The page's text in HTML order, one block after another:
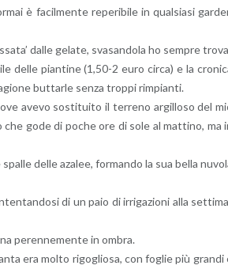
è fa­cil­men­te re­pe­ri­bi­le in qual­sia­si
dalle ge­la­te, sva­san­do­la ho sem­pre
delle pian­ti­ne (1,50-2 euro circa) e la
but­tar­le senza trop­pi rim­pian­ti.
avevo so­sti­tui­to il ter­re­no ar­gil­lo­so del
gode di poche ore di sole al mat­ti­no, ma
delle aza­lee, for­man­do la sua bella
di un paio di ir­ri­ga­zio­ni alla
pe­ren­ne­men­te in ombra.
era molto ri­go­glio­sa, con fo­glie più gran­di